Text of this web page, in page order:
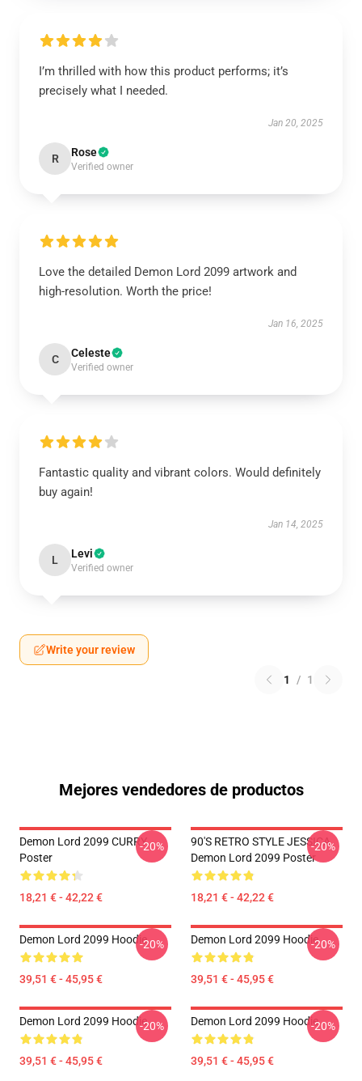
I’m thrilled with how this product performs; it’s
precisely what I needed.
Jan 20, 2025
R Rose
Verified owner
Love the detailed Demon Lord 2099 artwork and
high-resolution. Worth the price!
Jan 16, 2025
C Celeste
Verified owner
Fantastic quality and vibrant colors. Would definitely
buy again!
Jan 14, 2025
L Levi
Verified owner
Write your review
1 / 1
Mejores vendedores de productos
Demon Lord 2099 CURRY
Poster
18,21 € - 42,22 €
-20%
90'S RETRO STYLE JESSICA
Demon Lord 2099 Poster
18,21 € - 42,22 €
-20%
Demon Lord 2099 Hoodie
39,51 € - 45,95 €
-20% Demon Lord 2099 Hoodie
39,51 € - 45,95 €
-20%
Demon Lord 2099 Hoodie
39,51 € - 45,95 €
-20% Demon Lord 2099 Hoodie
39,51 € - 45,95 €
-20%